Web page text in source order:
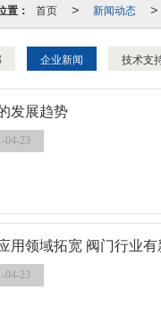
置： 首页 > 新闻动态 >
企业新闻 技术支
发展趋势
04-23
用领域拓宽 阀门行业有
04-23